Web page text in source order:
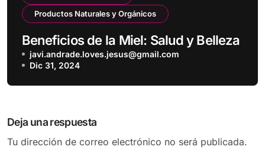
Productos Naturales y Orgánicos
Beneficios de la Miel: Salud y Belleza
javi.andrade.loves.jesus@gmail.com
Dic 31, 2024
Deja una respuesta
Tu dirección de correo electrónico no será publicada.